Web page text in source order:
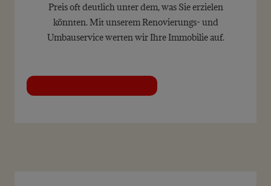
Preis oft deutlich unter dem, was Sie erzielen
könnten. Mit unserem Renovierungs- und
Umbauservice werten wir Ihre Immobilie auf.